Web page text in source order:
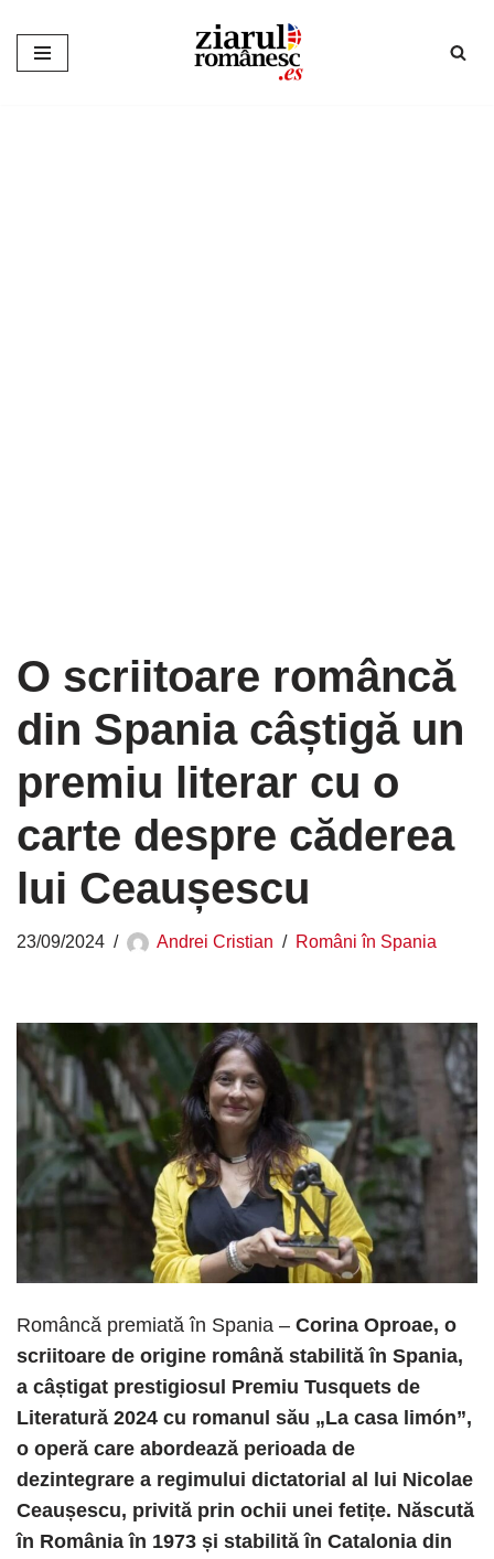
Sari
O scriitoare româncă
din Spania câștigă un
premiu literar cu o
carte despre căderea
lui Ceaușescu
23/09/2024 Andrei Cristian Români în Spania
Româncă premiată în Spania – Corina Oproae, o
scriitoare de origine română stabilită în Spania,
a câștigat prestigiosul Premiu Tusquets de
Literatură 2024 cu romanul său „La casa limón”,
o operă care abordează perioada de
dezintegrare a regimului dictatorial al lui Nicolae
Ceaușescu, privită prin ochii unei fetițe. Născută
în România în 1973 și stabilită în Catalonia din